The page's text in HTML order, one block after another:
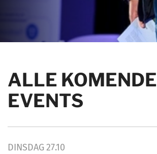
ALLE KOMENDE
EVENTS
DINSDAG27.10